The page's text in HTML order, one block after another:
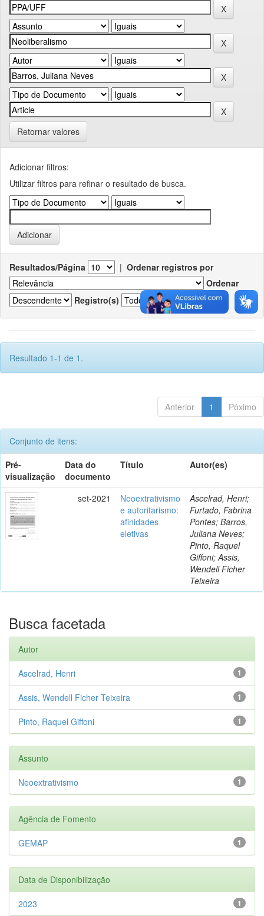
Retornar valores
Adicionar filtros:
Utilizar filtros para refinar o resultado de busca.
Resultados/Página | Ordenar registros por
Ordenar
Registro(s)
Resultado 1-1 de 1.
Anterior 1 Póximo
Conjunto de itens:
Pré-
visualização
Data do
documento
Título Autor(es)
set-2021
Neoextrativismo
e autoritarismo:
afinidades
eletivas
Ascelrad, Henri;
Furtado, Fabrina
Pontes; Barros,
Juliana Neves;
Pinto, Raquel
Giffoni; Assis,
Wendell Ficher
Teixeira
Busca facetada
Autor
1
Ascelrad, Henri
1
Assis, Wendell Ficher Teixeira
1
Pinto, Raquel Giffoni
Assunto
1
Neoextrativismo
Agência de Fomento
1
GEMAP
Data de Disponibilização
1
2023